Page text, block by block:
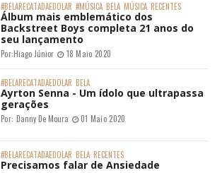
#BELARECATADAEDOLAR #MÚSICA BELA MÚSICA RECENTES
Álbum mais emblemático dos
Backstreet Boys completa 21 anos do
seu lançamento
Por:Hiago Júnior 18 Maio 2020
#BELARECATADAEDOLAR BELA
Ayrton Senna - Um ídolo que ultrapassa
gerações
Por: Danny De Moura 01 Maio 2020
#BELARECATADAEDOLAR BELA RECENTES
Precisamos falar de Ansiedade